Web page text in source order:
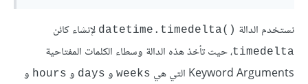
نستخدم الدالة datetime.timedelta()‎ لإنشاء كائن
timedelta، حيث تأخذ هذه الدالة وسطاء الكلمات المفتاحية
Keyword Arguments التي هي
weeks و days و hours و